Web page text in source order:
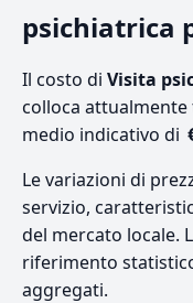
psichiatrica
Il costo di Visita
colloca attualmente
medio indicativo di
Le variazioni di
servizio,
del mercato locale.
riferimento
aggregati.